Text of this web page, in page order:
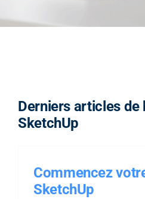
Derniers articles de
SketchUp
Commencez
SketchUp